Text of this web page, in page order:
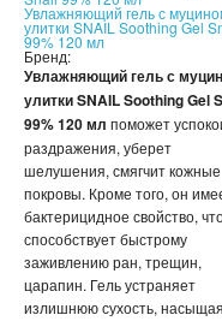
СКРАБЫ
МИЦЕЛЛЯРНАЯ
ПЕНКИ ДЛЯ
СЫВОРОТКА ДЛЯ
ЗЕРКАЛО С LED
КРЕМ ДЛЯ ЛИЦА
Увлажняющий гель с
улитки SNAIL Soothing Gel
99% 120 мл
Бренд:
Увлажняющий гель с
улитки SNAIL Soothing Gel
99% 120 мл поможет
раздражения, уберет
шелушения, смягчит кожные
покровы. Кроме того, он
бактерицидное свойство,
способствует быстрому
заживлению ран, трещин,
царапин. Гель устраняет
излишнюю сухость, насыщая